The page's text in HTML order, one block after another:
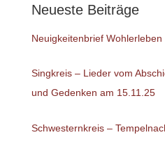
Neueste Beiträge
Neuigkeitenbrief
Singkreis – Lieder vom
und Gedenken am 15.11.25
Schwesternkreis –